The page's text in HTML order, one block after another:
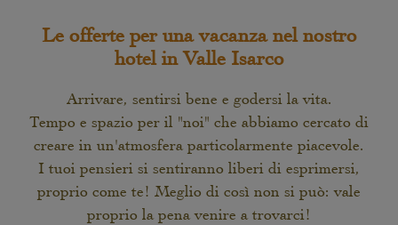
Le offerte per una vacanza nel nostro
hotel in Valle Isarco
Arrivare, sentirsi bene e godersi la vita.
Tempo e spazio per il "noi" che abbiamo cercato di
creare in un'atmosfera particolarmente piacevole.
I tuoi pensieri si sentiranno liberi di esprimersi,
proprio come te! Meglio di così non si può: vale
proprio la pena venire a trovarci!